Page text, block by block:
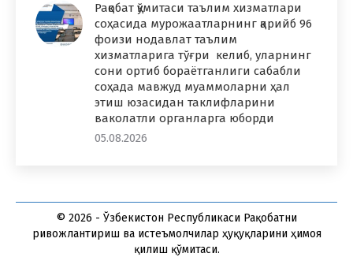
Рақобат қўмитаси таълим хизматлари
соҳасида мурожаатларнинг қарийб 96
фоизи нодавлат таълим
хизматларига тўғри келиб, уларнинг
сони ортиб бораётганлиги сабабли
соҳада мавжуд муаммоларни ҳал
этиш юзасидан таклифларини
ваколатли органларга юборди
05.08.2026
© 2026 - Ўзбекистон Республикаси Рақобатни
ривожлантириш ва истеъмолчилар ҳуқуқларини ҳимоя
қилиш қўмитаси.